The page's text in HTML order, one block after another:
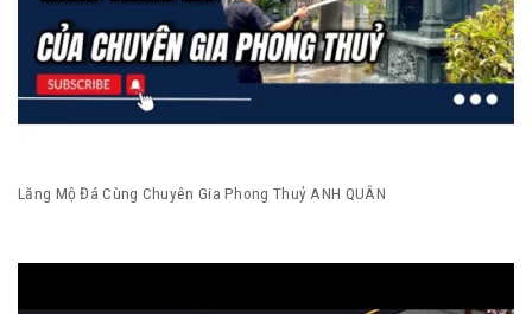
Lăng Mộ Đá Cùng Chuyên Gia Phong Thuỷ ANH QUÂN